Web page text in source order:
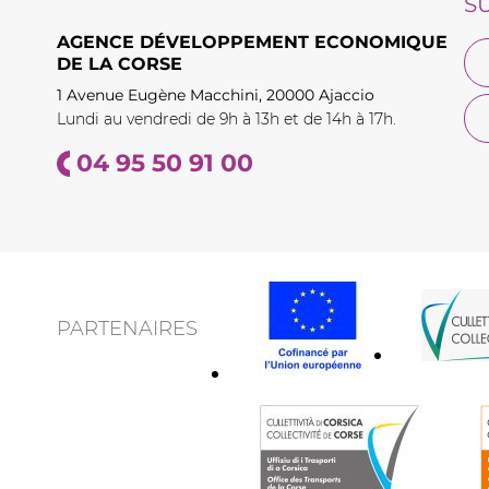
AGENCE DÉVELOPPEMENT ECONOMIQUE
DE LA CORSE
1 Avenue Eugène Macchini, 20000 Ajaccio
Lundi au vendredi de 9h à 13h et de 14h à 17h.
04 95 50 91 00
PARTENAIRES